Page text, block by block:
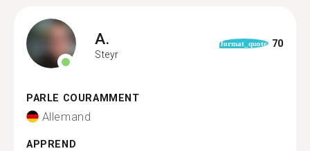
A.
Steyr
format_quote 70
PARLE COURAMMENT
Allemand
APPREND